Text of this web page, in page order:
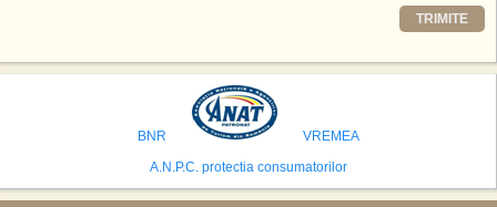
Printre celelalte tari care concureaza pentru a gazdui aceasta constructie
se numara Australia, Brazilia, China, Egipt, India, Polonia, Thailanda,
avea cele mai mari sanse de a castiga licitatia. Totusi, Spania, care se
preconizeaza ca va deveni a doua cea mai vizitata tara din lume in 2025,
isi bazeaza oferta pe infrastructura turistica solida si capacitatea hoteliera."
TRIMITE
BNR
VREMEA
A.N.P.C. protectia consumatorilor